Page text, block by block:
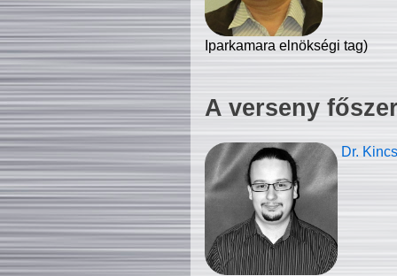
Iparkamara elnökségi tag)
A verseny
Dr.